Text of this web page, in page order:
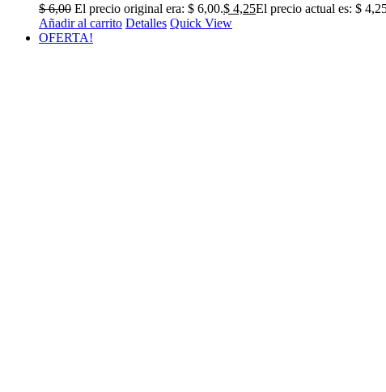
$6,00 El precio original era: $ 6,00.$ 4,25El precio actual es: $
Añadir al carrito Detalles Quick View
OFERTA!